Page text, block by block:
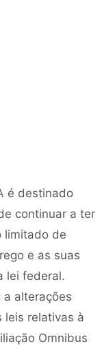
é destinado
continuar a ter
limitado de
e as suas
lei federal.
alterações
leis relativas à
Omnibus